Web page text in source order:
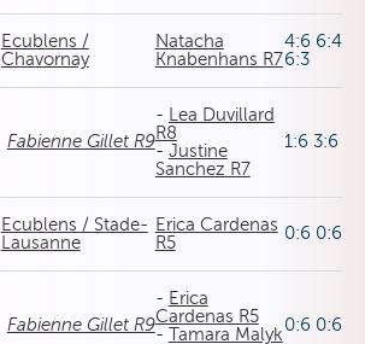
Ecublens /
Chavornay
Natacha
Knabenhans R7
4:6 6:4
6:3
Fabienne Gillet R9
-
Lea Duvillard
R8
- Justine
Sanchez R7
1:6 3:6
Ecublens / Stade-
Lausanne
Erica Cardenas
R5
0:6 0:6
Fabienne Gillet R9
- Erica
Cardenas R5
- Tamara Malyk0:6 0:6